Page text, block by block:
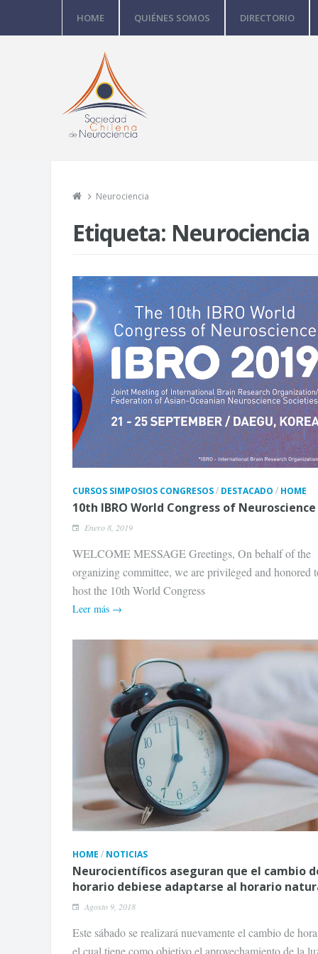
HOME QUIÉNES SOMOS DIRECTORIO
Neurociencia
Etiqueta: Neurociencia
CURSOS SIMPOSIOS CONGRESOS/ DESTACADO / HOME
10th IBRO World Congress of Neuroscience
Enero 8, 2019
WELCOME MESSAGE Greetings, On behalf of the
organizing committee, we are privileged and honored
host the 10th World Congress
Leer más →
HOME / NOTICIAS
Neurocientíficos aseguran que el cambio
horario debiese adaptarse al horario
Agosto 9, 2018
Este sábado se realizará nuevamente el cambio de
el cual tiene como objetivo el aprovechamiento de la